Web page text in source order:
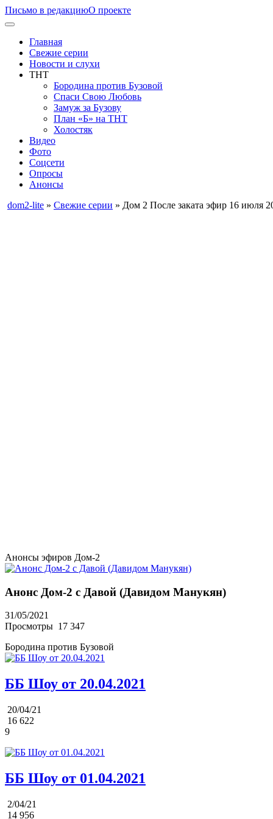
Письмо в редакциюО проекте
Главная
Свежие серии
Новости и слухи
ТНТ
Бородина против Бузовой
Спаси Свою Любовь
Замуж за Бузову
План «Б» на ТНТ
Холостяк
Видео
Фото
Соцсети
Опросы
Анонсы
dom2-lite » Свежие серии » Дом 2 После заката эфир 16 июля
Анонсы эфиров Дом-2
Анонс Дом-2 с Давой (Давидом Манукян)
31/05/2021
Просмотры 17 347
Бородина против Бузовой
ББ Шоу от 20.04.2021
20/04/21
16 622
9
ББ Шоу от 01.04.2021
2/04/21
14 956